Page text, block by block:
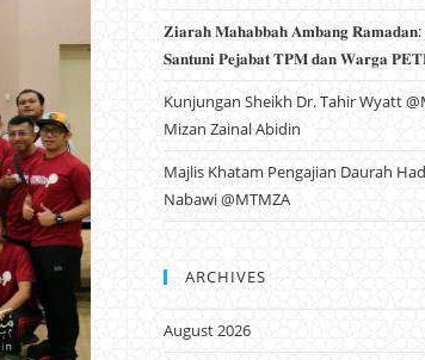
𝐙𝐢𝐚𝐫𝐚𝐡 𝐌𝐚𝐡𝐚𝐛𝐛𝐚𝐡 𝐀𝐦𝐛𝐚𝐧𝐠
𝐒𝐚𝐧𝐭𝐮𝐧𝐢 𝐏𝐞𝐣𝐚𝐛𝐚𝐭 𝐓𝐏𝐌 𝐝𝐚𝐧 𝐖𝐚𝐫𝐠𝐚
Kunjungan Sheikh Dr. Tahir Wyatt
Mizan Zainal Abidin
Majlis Khatam Pengajian Daurah
Nabawi @MTMZA
ARCHIVES
August 2026